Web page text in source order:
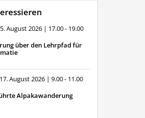
August 2026 | 17.00 - 19.00
über den Lehrpfad für
August 2026 | 9.00 - 11.00
Alpakawanderung